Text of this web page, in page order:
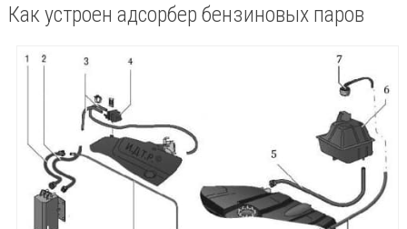
Как устроен адсорбер бензиновых паров